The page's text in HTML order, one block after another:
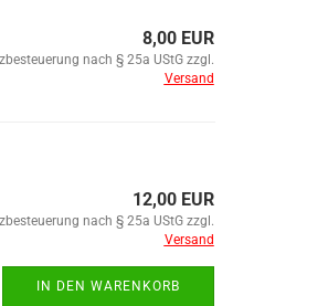
8,00 EUR
nach § 25a UStG zzgl.
Versand
12,00 EUR
nach § 25a UStG zzgl.
Versand
IN DEN WARENKORB